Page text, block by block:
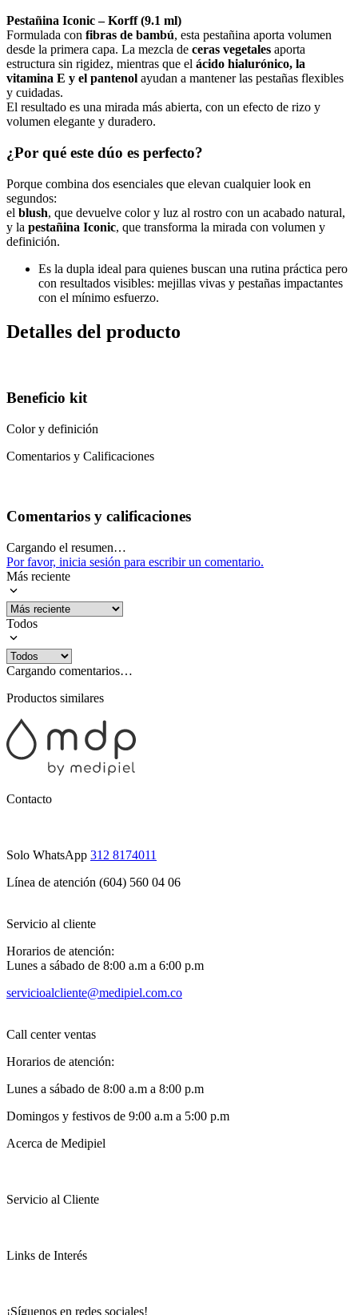
Pestañina Iconic – Korff (9.1 ml)
Formulada con fibras de bambú, esta pestañina aporta volumen
desde la primera capa. La mezcla de ceras vegetales aporta
estructura sin rigidez, mientras que el ácido hialurónico, la
vitamina E y el pantenol ayudan a mantener las pestañas flexibles
y cuidadas.
El resultado es una mirada más abierta, con un efecto de rizo y
volumen elegante y duradero.
¿Por qué este dúo es perfecto?
Porque combina dos esenciales que elevan cualquier look en
segundos:
el blush, que devuelve color y luz al rostro con un acabado natural,
y la pestañina Iconic, que transforma la mirada con volumen y
definición.
Es la dupla ideal para quienes buscan una rutina práctica pero
con resultados visibles: mejillas vivas y pestañas impactantes
con el mínimo esfuerzo.
Detalles del producto
Beneficio kit
Color y definición
Comentarios y Calificaciones
Comentarios y calificaciones
Cargando el resumen…
Por favor, inicia sesión para escribir un comentario.
Más reciente
Todos
Cargando comentarios…
Productos similares
Contacto
Solo WhatsApp 312 8174011
Línea de atención (604) 560 04 06
Servicio al cliente
Horarios de atención:
Lunes a sábado de 8:00 a.m a 6:00 p.m
servicioalcliente@medipiel.com.co
Call center ventas
Horarios de atención:
Lunes a sábado de 8:00 a.m a 8:00 p.m
Domingos y festivos de 9:00 a.m a 5:00 p.m
Acerca de Medipiel
Servicio al Cliente
Links de Interés
¡Síguenos en redes sociales!